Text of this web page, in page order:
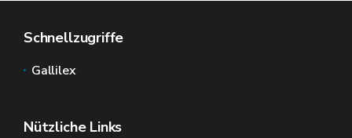
Schnellzugriffe
Gallilex
Nützliche Links